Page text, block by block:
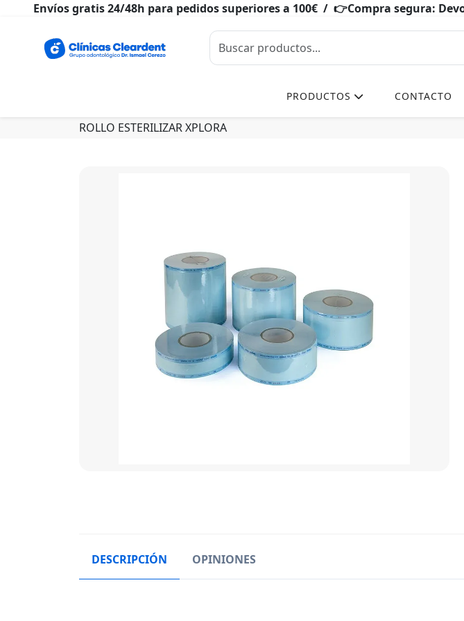
Envíos gratis 24/48h para pedidos superiores a 100€ / 👉Compra segura:
PRODUCTOS CONTACTO
ROLLO ESTERILIZAR XPLORA
DESCRIPCIÓN OPINIONES